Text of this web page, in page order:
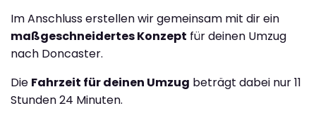
Im Anschluss erstellen wir gemeinsam mit dir ein
maßgeschneidertes Konzept für deinen Umzug
nach Doncaster.
Die Fahrzeit für deinen Umzug beträgt dabei nur 11
Stunden 24 Minuten.